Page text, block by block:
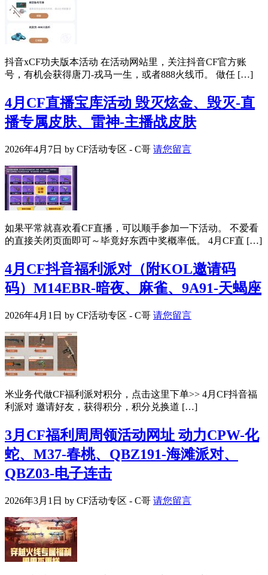
抖音xCF功夫版本活动 在活动网站里，关注抖音CF官方账
号，有机会获得唐刀-戎马一生，或者888火线币。 做任 […]
4月CF直播宝库活动 毁灭炫金、毁灭-直
播专属皮肤、雷神-主播战皮肤
2026年4月7日 by CF活动专区 - C哥 请您留言
如果平常就喜欢看CF直播，可以顺手参加一下活动。 不爱看
的直接关闭页面即可～毕竟好东西中奖概率低。 4月CF直 […]
4月CF抖音福利派对（附KOL邀请码
码）M14EBR-暗夜、麻雀、9A91-天蝎座
2026年4月1日 by CF活动专区 - C哥 请您留言
米业务代做CF福利派对积分，点击这里下单>> 4月CF抖音福
利派对 邀请好友，获得积分，积分兑换道 […]
3月CF福利周周领活动网址 动力CPW-化
蛇、M37-春桃、QBZ191-海滩派对、
QBZ03-电子连击
2026年3月1日 by CF活动专区 - C哥 请您留言